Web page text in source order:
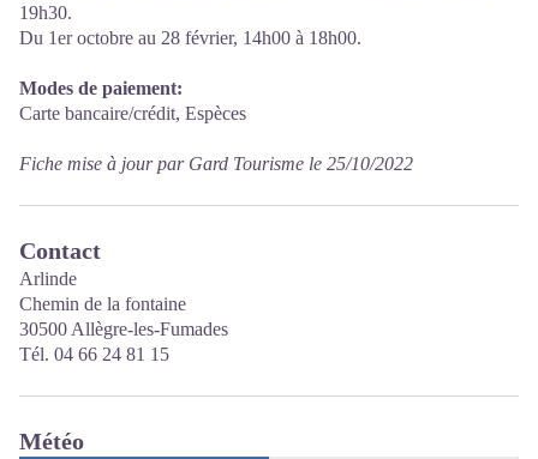
19h30.
Du 1er octobre au 28 février, 14h00 à 18h00.
Modes de paiement:
Carte bancaire/crédit, Espèces
Fiche mise à jour par Gard Tourisme le 25/10/2022
Contact
Arlinde
Chemin de la fontaine
30500 Allègre-les-Fumades
Tél. 04 66 24 81 15
Météo